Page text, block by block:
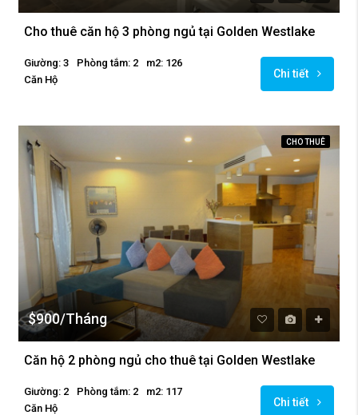
Cho thuê căn hộ 3 phòng ngủ tại Golden Westlake
Giường: 3 Phòng tắm: 2
m2: 126
Căn Hộ
Chi tiết
CHO THUÊ
$900/Tháng
Căn hộ 2 phòng ngủ cho thuê tại Golden Westlake
Giường: 2 Phòng tắm: 2
m2: 117
Căn Hộ
Chi tiết